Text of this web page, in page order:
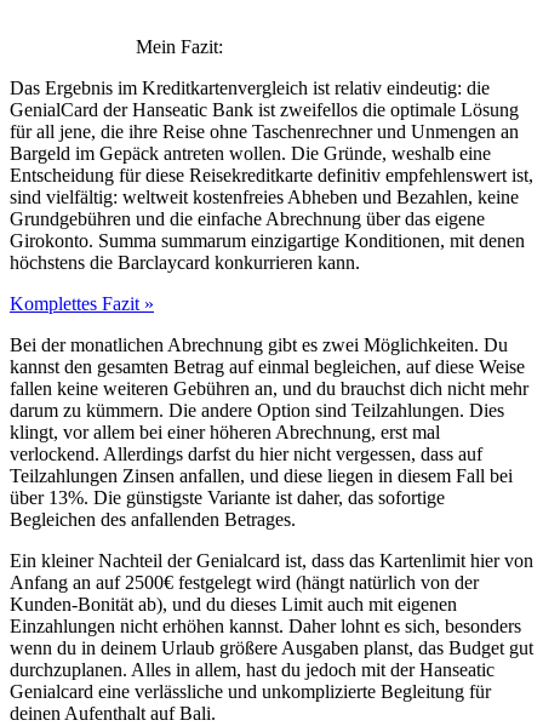
Mein Fazit:
Das Ergebnis im Kreditkartenvergleich ist relativ eindeutig: die
GenialCard der Hanseatic Bank ist zweifellos die optimale Lösung
für all jene, die ihre Reise ohne Taschenrechner und Unmengen an
Bargeld im Gepäck antreten wollen. Die Gründe, weshalb eine
Entscheidung für diese Reisekreditkarte definitiv empfehlenswert ist,
sind vielfältig: weltweit kostenfreies Abheben und Bezahlen, keine
Grundgebühren und die einfache Abrechnung über das eigene
Girokonto. Summa summarum einzigartige Konditionen, mit denen
höchstens die Barclaycard konkurrieren kann.
Komplettes Fazit »
Bei der monatlichen Abrechnung gibt es zwei Möglichkeiten. Du
kannst den gesamten Betrag auf einmal begleichen, auf diese Weise
fallen keine weiteren Gebühren an, und du brauchst dich nicht mehr
darum zu kümmern. Die andere Option sind Teilzahlungen. Dies
klingt, vor allem bei einer höheren Abrechnung, erst mal
verlockend. Allerdings darfst du hier nicht vergessen, dass auf
Teilzahlungen Zinsen anfallen, und diese liegen in diesem Fall bei
über 13%. Die günstigste Variante ist daher, das sofortige
Begleichen des anfallenden Betrages.
Ein kleiner Nachteil der Genialcard ist, dass das Kartenlimit hier von
Anfang an auf 2500€ festgelegt wird (hängt natürlich von der
Kunden-Bonität ab), und du dieses Limit auch mit eigenen
Einzahlungen nicht erhöhen kannst. Daher lohnt es sich, besonders
wenn du in deinem Urlaub größere Ausgaben planst, das Budget gut
durchzuplanen. Alles in allem, hast du jedoch mit der Hanseatic
Genialcard eine verlässliche und unkomplizierte Begleitung für
deinen Aufenthalt auf Bali.